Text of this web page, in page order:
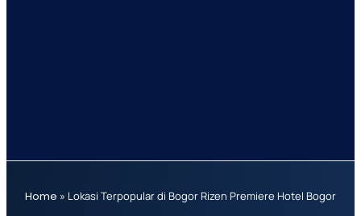
Home » Lokasi Terpopular di Bogor Rizen Premiere Hotel Bogor